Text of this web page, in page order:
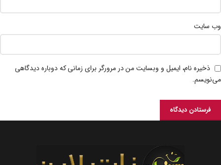
وب‌ سایت
ذخیره نام، ایمیل و وبسایت من در مرورگر برای زمانی که دوباره دیدگاهی
می‌نویسم.